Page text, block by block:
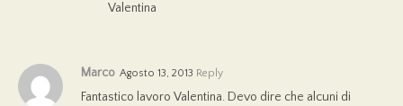
Valentina
Marco Agosto 13, 2013 Reply
Fantastico lavoro Valentina. Devo dire che alcuni di